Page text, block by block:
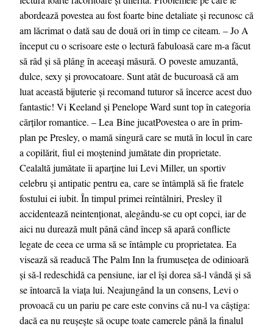
abordează povestea au fost foarte bine detaliate și recunosc că
am lăcrimat o dată sau de două ori în timp ce citeam. – Jo A
început cu o scrisoare este o lectură fabuloasă care m-a făcut
să râd și să plâng în aceeași măsură. O poveste amuzantă,
dulce, sexy și provocatoare. Sunt atât de bucuroasă că am
luat această bijuterie și recomand tuturor să încerce acest duo
fantastic! Vi Keeland și Penelope Ward sunt top în categoria
cărților romantice. – Lea Bine jucatPovestea o are în prim-
plan pe Presley, o mamă singură care se mută în locul în care
a copilărit, fiul ei moștenind jumătate din proprietate.
Cealaltă jumătate îi aparține lui Levi Miller, un sportiv
celebru și antipatic pentru ea, care se întâmplă să fie fratele
fostului ei iubit. În timpul primei reîntâlniri, Presley îl
accidentează neintenționat, alegându-se cu opt copci, iar de
aici nu durează mult până când încep să apară conflicte
legate de ceea ce urma să se întâmple cu proprietatea. Ea
visează să readucă The Palm Inn la frumusețea de odinioară
și să-l redeschidă ca pensiune, iar el își dorea să-l vândă și să
se întoarcă la viața lui. Neajungând la un consens, Levi o
provoacă cu un pariu pe care este convins că nu-l va câștiga:
dacă ea nu reușește să ocupe toate camerele până la finalul